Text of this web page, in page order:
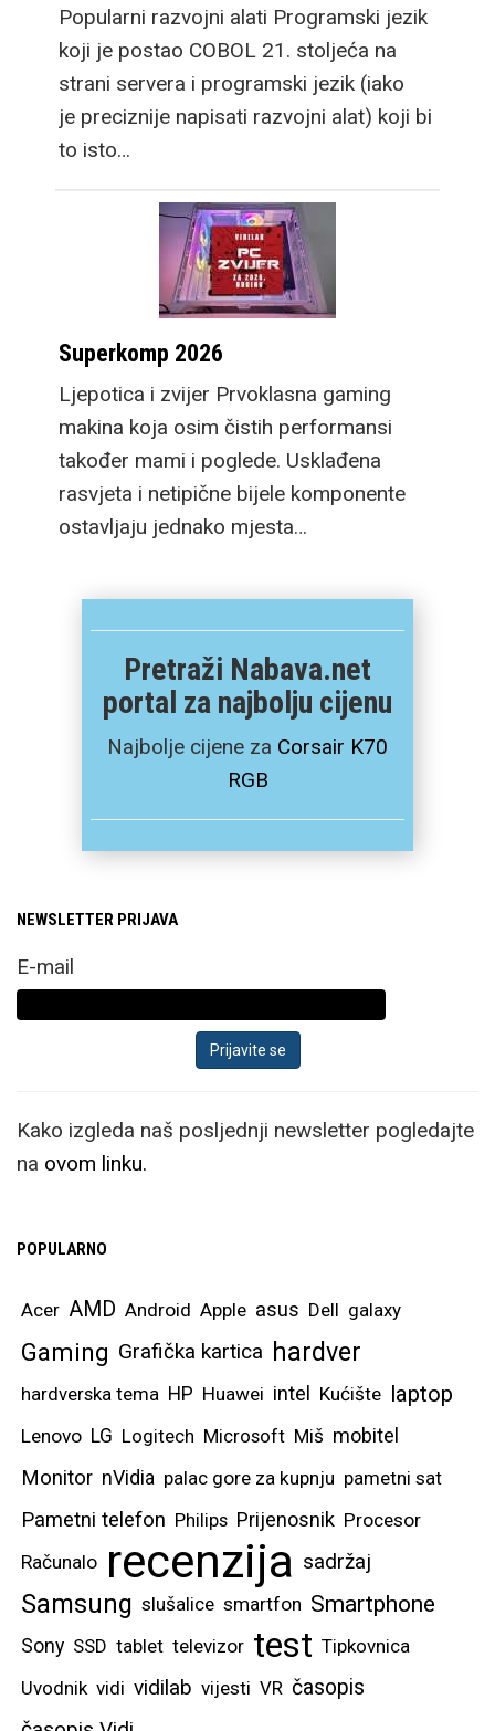
Popularni razvojni alati Programski jezik
koji je postao COBOL 21. stoljeća na
strani servera i programski jezik (iako
je preciznije napisati razvojni alat) koji bi
to isto…
Superkomp 2026
Ljepotica i zvijer Prvoklasna gaming
makina koja osim čistih performansi
također mami i poglede. Usklađena
rasvjeta i netipične bijele komponente
ostavljaju jednako mjesta…
Pretraži Nabava.net
portal za najbolju cijenu
Najbolje cijene za Corsair K70
RGB
NEWSLETTER PRIJAVA
E-mail
Kako izgleda naš posljednji newsletter pogledajte
na ovom linku.
POPULARNO
Acer AMD Android Apple asus Dell galaxy
Gaming Grafička kartica hardver
hardverska tema HP Huawei intel Kućište laptop
Lenovo LG Logitech Microsoft Miš mobitel
Monitor nVidia palac gore za kupnju pametni sat
Pametni telefon Philips Prijenosnik Procesor
Računalo recenzija sadržaj
Samsung slušalice smartfon Smartphone
Sony SSD tablet televizor test Tipkovnica
Uvodnik vidi vidilab vijesti VR časopis